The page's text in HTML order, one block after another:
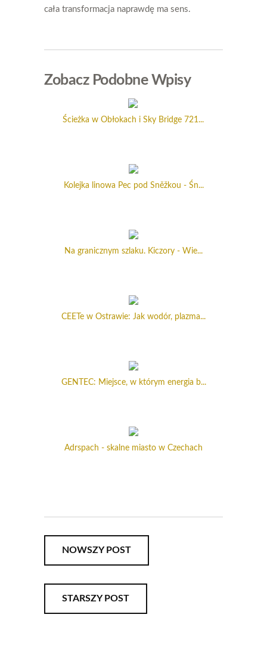
cała transformacja naprawdę ma sens.
Zobacz Podobne Wpisy
Ścieżka w Obłokach i Sky Bridge 721...
Kolejka linowa Pec pod Sněžkou - Śn...
Na granicznym szlaku. Kiczory - Wie...
CEETe w Ostrawie: Jak wodór, plazma...
GENTEC: Miejsce, w którym energia b...
Adrspach - skalne miasto w Czechach
NOWSZY POST
STARSZY POST